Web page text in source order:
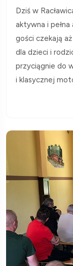
Dziś w
aktywna i
gości czekają
dla dzieci i
przyciągnie do
i klasycznej